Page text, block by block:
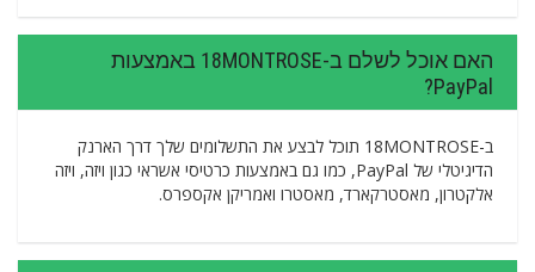
האם אוכל לשלם ב-18MONTROSE באמצעות
PayPal?
ב-18MONTROSE תוכל לבצע את התשלומים שלך דרך הארנק
הדיגיטלי של PayPal, כמו גם באמצעות כרטיסי אשראי כגון ויזה, ויזה
אלקטרון, מאסטרקארד, מאסטרו ואמריקן אקספרס.